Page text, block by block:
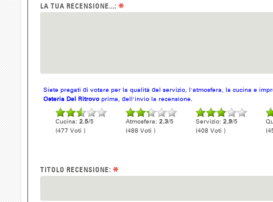
LA TUA RECENSIONE...: *
Siete pregati di votare per la qualità del servizio, l'atmosfera, la cucina e
Osteria Del Ritrovo prima, dell'invio la recensione.
Cucina: 2.5/5
(477 Voti )
Atmosfera: 2.3/5
(488 Voti )
Servizio: 2.9/5
(408 Voti )
TITOLO RECENSIONE: *